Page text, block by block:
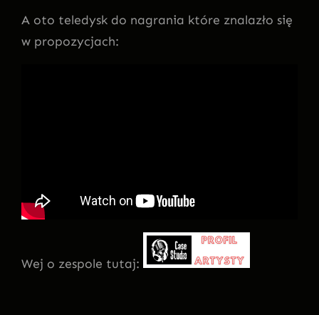
A oto teledysk do nagrania które znalazło się
w propozycjach:
Wej o zespole tutaj: